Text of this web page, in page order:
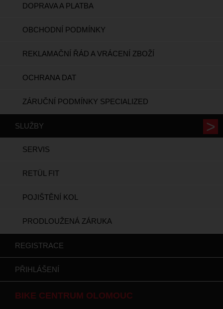
DOPRAVA A PLATBA
OBCHODNÍ PODMÍNKY
REKLAMAČNÍ ŘÁD A VRÁCENÍ ZBOŽÍ
OCHRANA DAT
ZÁRUČNÍ PODMÍNKY SPECIALIZED
SLUŽBY
SERVIS
RETÜL FIT
POJIŠTĚNÍ KOL
PRODLOUŽENÁ ZÁRUKA
REGISTRACE
PŘIHLÁŠENÍ
BIKE CENTRUM OLOMOUC